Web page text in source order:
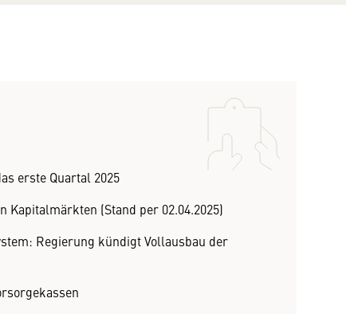
erste Quartal 2025
(Stand per 02.04.2025)
Regierung kündigt Vollausbau der